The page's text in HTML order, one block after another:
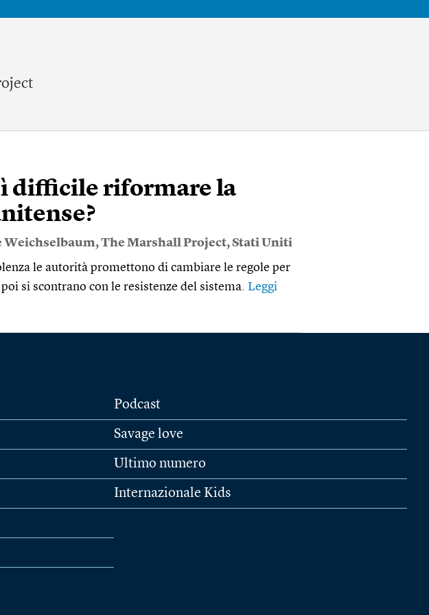
difficile riformare la
Weichselbaum,The Marshall Project,Stati Uniti
le autorità promettono di cambiare le regole per
si scontrano con le resistenze del sistema. Leggi
Podcast
Savage love
Ultimo numero
Internazionale Kids